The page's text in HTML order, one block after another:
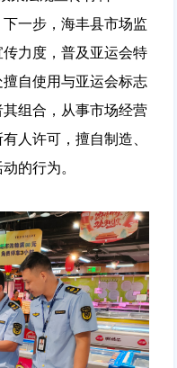
一步，海丰县市场监
力度，普及亚运会特
自使用与亚运会标志
组合，从事市场经营
人许可，擅自制造、
的行为。